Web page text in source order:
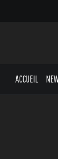
ACCUEIL